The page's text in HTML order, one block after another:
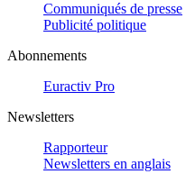
Communiqués de presse
Publicité politique
Abonnements
Euractiv Pro
Newsletters
Rapporteur
Newsletters en anglais